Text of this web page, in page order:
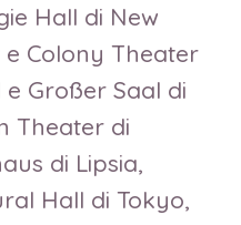
Hall di New
Colony Theater
e Großer Saal di
Theater di
di Lipsia,
Hall di Tokyo,